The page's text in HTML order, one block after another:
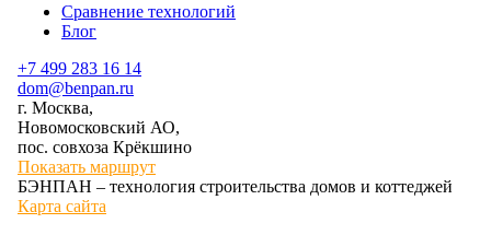
Сравнение технологий
Блог
+7 499 283 16 14
dom@benpan.ru
г. Москва,
Новомосковский АО,
пос. совхоза Крёкшино
Показать маршрут
БЭНПАН – технология строительства домов и коттеджей
Карта сайта